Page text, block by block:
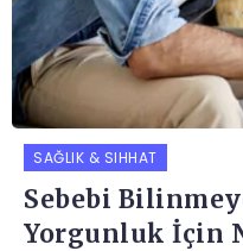
SAĞLIK & SIHHAT
Sebebi
Yorgunluk İçin